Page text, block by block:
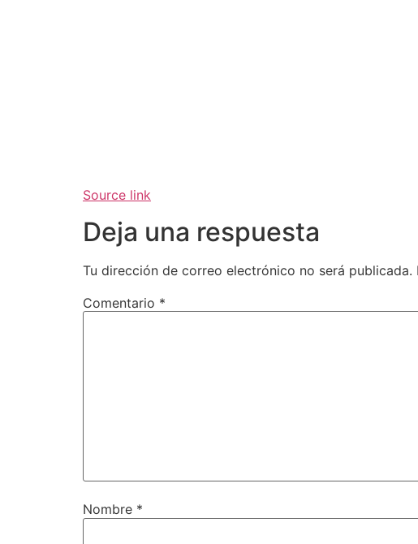
Source link
Deja una respuesta
Tu dirección de correo electrónico no será publicada.
Comentario *
Nombre *